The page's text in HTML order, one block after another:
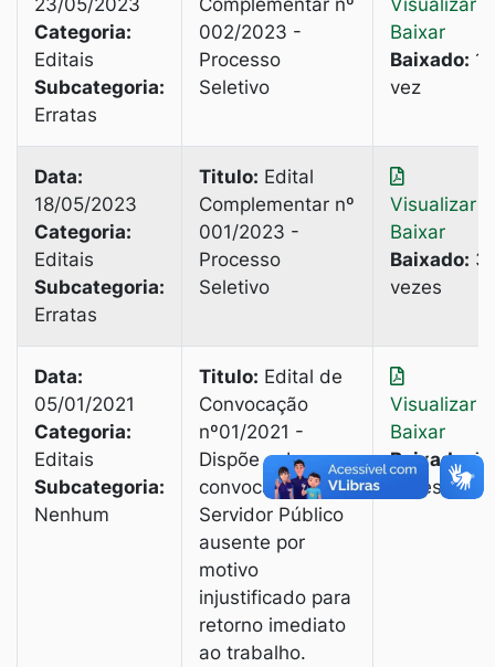
23/05/2023
Categoria:
Editais
Subcategoria:
Erratas
Complementar nº
002/2023 -
Processo
Seletivo
Visualizar
Baixar
Baixado: 1
vez
Data:
18/05/2023
Categoria:
Editais
Subcategoria:
Erratas
Titulo: Edital
Complementar nº
001/2023 -
Processo
Seletivo
Visualizar
Baixar
Baixado: 3
vezes
Data:
05/01/2021
Categoria:
Editais
Subcategoria:
Nenhum
Titulo: Edital de
Convocação
nº01/2021 -
Dispõe sobre a
convocação de
Servidor Público
ausente por
motivo
injustificado para
retorno imediato
ao trabalho.
Visualizar
Baixar
Baixado:7
vezes